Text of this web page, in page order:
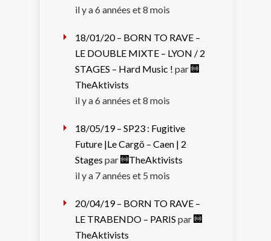
il y a 6 années et 8 mois
18/01/20 – BORN TO RAVE –
LE DOUBLE MIXTE – LYON / 2
STAGES – Hard Music ! par
TheAktivists
il y a 6 années et 8 mois
18/05/19 – SP23 : Fugitive
Future |Le Cargö – Caen | 2
Stages par
TheAktivists
il y a 7 années et 5 mois
20/04/19 – BORN TO RAVE –
LE TRABENDO – PARIS par
TheAktivists